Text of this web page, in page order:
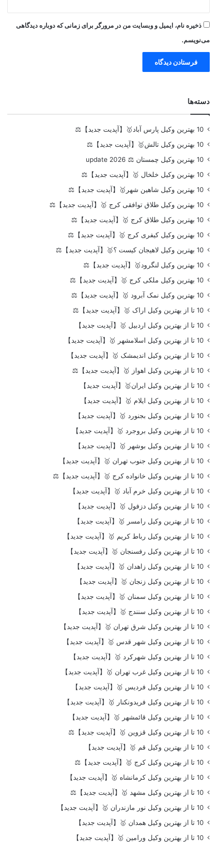
ذخیره نام، ایمیل و وبسایت من در مرورگر برای زمانی که دوباره دیدگاهی
می‌نویسم.
دسته‌ها
10 بهترین وکیل پارس آباد🥇【آپدیت جدید】⚖️
10 بهترین وکیل تالش🥇【آپدیت جدید】⚖️
10 بهترین وکیل چمستان ⚖️ update 2026
10 بهترین وکیل خلخال 🥇【آپدیت جدید】⚖️
10 بهترین وکیل شاهین شهر🥇【آپدیت جدید】⚖️
10 بهترین وکیل طلاق توافقی کرج 🥇【آپدیت جدید】⚖️
10 بهترین وکیل طلاق کرج 🥇【آپدیت جدید】⚖️
10 بهترین وکیل کیفری کرج 🥇【آپدیت جدید】⚖️
10 بهترین وکیل لاهیجان کیست ؟🥇【آپدیت جدید】⚖️
10 بهترین وکیل لنگرود🥇【آپدیت جدید】⚖️
10 بهترین وکیل ملکی کرج 🥇【آپدیت جدید】⚖️
10 بهترین وکیل نمک آبرود 🥇【آپدیت جدید】⚖️
10 تا از بهترین وکیل اراک 🥇【آپدیت جدید】⚖️
10 تا از بهترین وکیل اردبیل 🥇【آپدیت جدید】
10 تا از بهترین وکیل اسلامشهر 🥇【آپدیت جدید】
10 تا از بهترین وکیل اندیمشک 🥇【آپدیت جدید】
10 تا از بهترین وکیل اهواز 🥇【آپدیت جدید】⚖️
10 تا از بهترین وکیل ایران🥇【آپدیت جدید】
10 تا از بهترین وکیل ایلام 🥇【آپدیت جدید】
10 تا از بهترین وکیل بجنورد 🥇【آپدیت جدید】
10 تا از بهترین وکیل بروجرد 🥇【آپدیت جدید】
10 تا از بهترین وکیل بوشهر 🥇【آپدیت جدید】
10 تا از بهترین وکیل جنوب تهران 🥇【آپدیت جدید】
10 تا از بهترین وکیل خانواده کرج 🥇【آپدیت جدید】⚖️
10 تا از بهترین وکیل خرم آباد 🥇【آپدیت جدید】
10 تا از بهترین وکیل دزفول 🥇【آپدیت جدید】
10 تا از بهترین وکیل رامسر 🥇【آپدیت جدید】
10 تا از بهترین وکیل رباط کریم 🥇【آپدیت جدید】
10 تا از بهترین وکیل رفسنجان 🥇【آپدیت جدید】
10 تا از بهترین وکیل زاهدان 🥇【آپدیت جدید】
10 تا از بهترین وکیل زنجان 🥇【آپدیت جدید】
10 تا از بهترین وکیل سمنان 🥇【آپدیت جدید】
10 تا از بهترین وکیل سنندج 🥇【آپدیت جدید】
10 تا از بهترین وکیل شرق تهران 🥇【آپدیت جدید】
10 تا از بهترین وکیل شهر قدس 🥇【آپدیت جدید】
10 تا از بهترین وکیل شهرکرد 🥇【آپدیت جدید】
10 تا از بهترین وکیل غرب تهران 🥇【آپدیت جدید】
10 تا از بهترین وکیل فردیس 🥇【آپدیت جدید】
10 تا از بهترین وکیل فریدونکنار 🥇【آپدیت جدید】
10 تا از بهترین وکیل قائمشهر 🥇【آپدیت جدید】
10 تا از بهترین وکیل قزوین 🥇【آپدیت جدید】⚖️
10 تا از بهترین وکیل قم 🥇【آپدیت جدید】
10 تا از بهترین وکیل کرج 🥇【آپدیت جدید】⚖️
10 تا از بهترین وکیل کرمانشاه 🥇【آپدیت جدید】
10 تا از بهترین وکیل مشهد 🥇【آپدیت جدید】⚖️
10 تا از بهترین وکیل نور مازندران 🥇【آپدیت جدید】
10 تا از بهترین وکیل همدان 🥇【آپدیت جدید】
10 تا از بهترین وکیل ورامین 🥇【آپدیت جدید】